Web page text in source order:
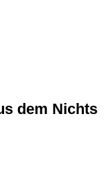
dem Nichts